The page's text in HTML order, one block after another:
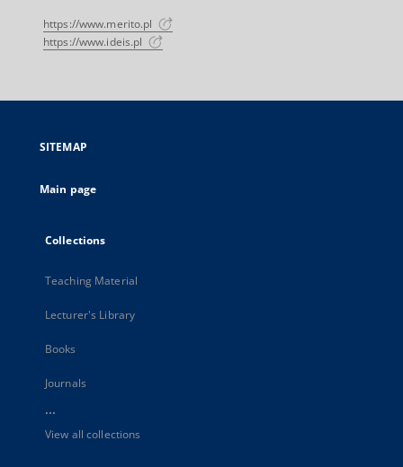
https://www.merito.pl
https://www.ideis.pl
SITEMAP
Main page
Collections
Teaching Material
Lecturer's Library
Books
Journals
...
View all collections